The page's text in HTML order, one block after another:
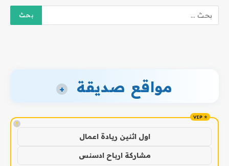
مواقع صديقة +
!
اول اثنين ريادة اعمال
مشاركة ارباح ادسنس